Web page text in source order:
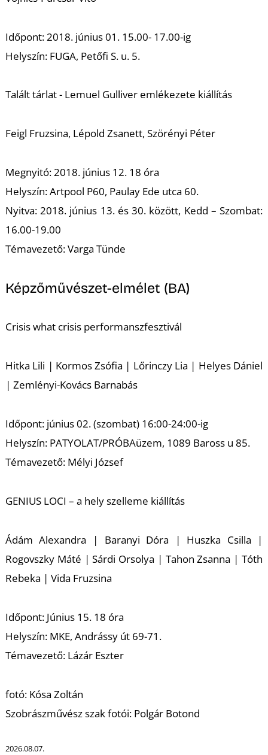
Időpont: 2018. június 01. 15.00- 17.00-ig
Helyszín: FUGA, Petőfi S. u. 5.
Talált tárlat - Lemuel Gulliver emlékezete kiállítás
Feigl Fruzsina, Lépold Zsanett, Szörényi Péter
Megnyitó: 2018. június 12. 18 óra
Helyszín: Artpool P60, Paulay Ede utca 60.
Nyitva: 2018. június 13. és 30. között, Kedd – Szombat:
16.00-19.00
Témavezető: Varga Tünde
Képzőművészet-elmélet (BA)
Crisis what crisis performanszfesztivál
Hitka Lili | Kormos Zsófia | Lőrinczy Lia | Helyes Dániel
| Zemlényi-Kovács Barnabás
Időpont: június 02. (szombat) 16:00-24:00-ig
Helyszín: PATYOLAT/PRÓBAüzem, 1089 Baross u 85.
Témavezető: Mélyi József
GENIUS LOCI – a hely szelleme kiállítás
Ádám Alexandra | Baranyi Dóra | Huszka Csilla |
Rogovszky Máté |Sárdi Orsolya | Tahon Zsanna |Tóth
Rebeka | Vida Fruzsina
Időpont: Június 15. 18 óra
Helyszín: MKE, Andrássy út 69-71.
Témavezető: Lázár Eszter
fotó: Kósa Zoltán
Szobrászművész szak fotói: Polgár Botond
2026.08.07.